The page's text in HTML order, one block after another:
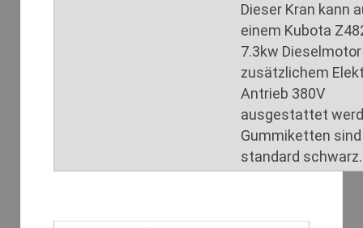
Dieser Kran kann
einem Kubota
7.3kw
zusätzlichem
Antrieb 380V
ausgestattet
Gummiketten
standard schwarz.